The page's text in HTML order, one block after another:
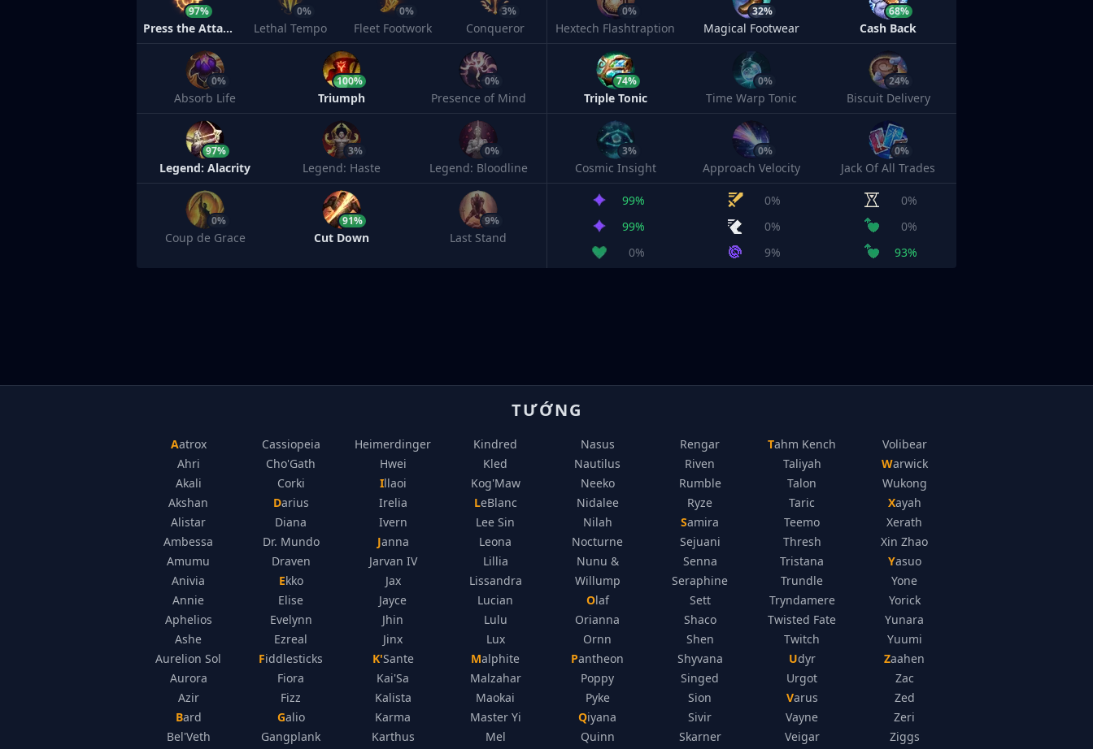
97%
Press the Attack
0%
Lethal Tempo
0%
Fleet Footwork
3%
Conqueror
0%
Absorb Life
100%
Triumph
0%
Presence of Mind
97%
Legend: Alacrity
3%
Legend: Haste
0%
Legend: Bloodline
0%
Coup de Grace
91%
Cut Down
9%
Last Stand
0%
Hextech Flashtraption
32%
Magical Footwear
68%
Cash Back
74%
Triple Tonic
0%
Time Warp Tonic
24%
Biscuit Delivery
3%
Cosmic Insight
0%
Approach Velocity
0%
Jack Of All Trades
99% 0%
0%
99%
0%
0%
0%
9% 93%
TƯỚNG
Aatrox
Ahri
Akali
Akshan
Alistar
Ambessa
Amumu
Anivia
Annie
Aphelios
Ashe
Aurelion Sol
Aurora
Azir
Bard
Bel'Veth
Cassiopeia
Cho'Gath
Corki
Darius
Diana
Dr. Mundo
Draven
Ekko
Elise
Evelynn
Ezreal
Fiddlesticks
Fiora
Fizz
Galio
Gangplank
Heimerdinger
Hwei
Illaoi
Irelia
Ivern
Janna
Jarvan IV
Jax
Jayce
Jhin
Jinx
K'Sante
Kai'Sa
Kalista
Karma
Karthus
Kindred
Kled
Kog'Maw
LeBlanc
Lee Sin
Leona
Lillia
Lissandra
Lucian
Lulu
Lux
Malphite
Malzahar
Maokai
Master Yi
Mel
Nasus
Nautilus
Neeko
Nidalee
Nilah
Nocturne
Nunu &
Willump
Olaf
Orianna
Ornn
Pantheon
Poppy
Pyke
Qiyana
Quinn
Rengar
Riven
Rumble
Ryze
Samira
Sejuani
Senna
Seraphine
Sett
Shaco
Shen
Shyvana
Singed
Sion
Sivir
Skarner
Tahm Kench
Taliyah
Talon
Taric
Teemo
Thresh
Tristana
Trundle
Tryndamere
Twisted Fate
Twitch
Udyr
Urgot
Varus
Vayne
Veigar
Volibear
Warwick
Wukong
Xayah
Xerath
Xin Zhao
Yasuo
Yone
Yorick
Yunara
Yuumi
Zaahen
Zac
Zed
Zeri
Ziggs